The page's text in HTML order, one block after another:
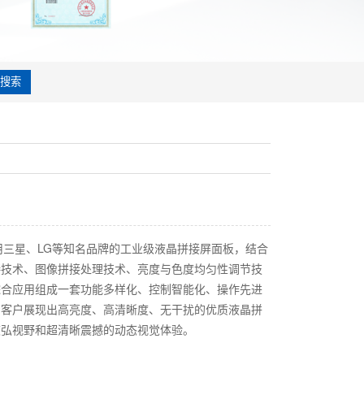
搜索
星、LG等知名品牌的工业级液晶拼接屏面板，结合
术、图像拼接处理技术、亮度与色度均匀性调节技
应用组成一套功能多样化、控制智能化、操作先进
户展现出高亮度、高清晰度、无干扰的优质液晶拼
视野和超清晰震撼的动态视觉体验。